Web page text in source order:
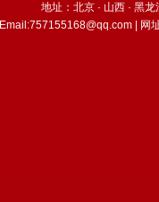
地址：北京 · 山西 · 黑
Email:757155168@qq.com | 网